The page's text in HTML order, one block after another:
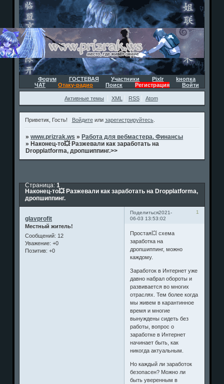
Форум ГОСТЕВАЯ Участники Pixlr
kнопка
ЧАТ
Отаку-радио Поиск Регистрация Войти
Активные темы XML RSS Atom
Приветик, Гость! Войдитеили зарегистрируйтесь.
»www.prizrak.ws » Работа для вебмастера. Финансы
» Наконец-то💥 Разжевали как заработать на
Dropplatforma, дропшиппинг.>>
Наконец-то💥 Разжевали как заработать на Dropplatforma,
дропшиппинг.
Страница:1
Поделиться 1
2021-
06-03 13:53:02
glavprofit
Местный житель!
Сообщений: 12
Уважение: +0
Позитив: +0
Простая💥 схема
заработка на
дропшиппинг, можно
каждому.
Заработок в Интернет уже
давно набрал обороты и
развивается во многих
отраслях. Тем более когда
мы живем в карантинное
время и многие
вынуждены сидеть без
работы, вопрос о
заработке в Интернет
начинает быть, как
никогда актуальным.
Но каждый ли заработок
безопасен? Можно ли
быть уверенным в